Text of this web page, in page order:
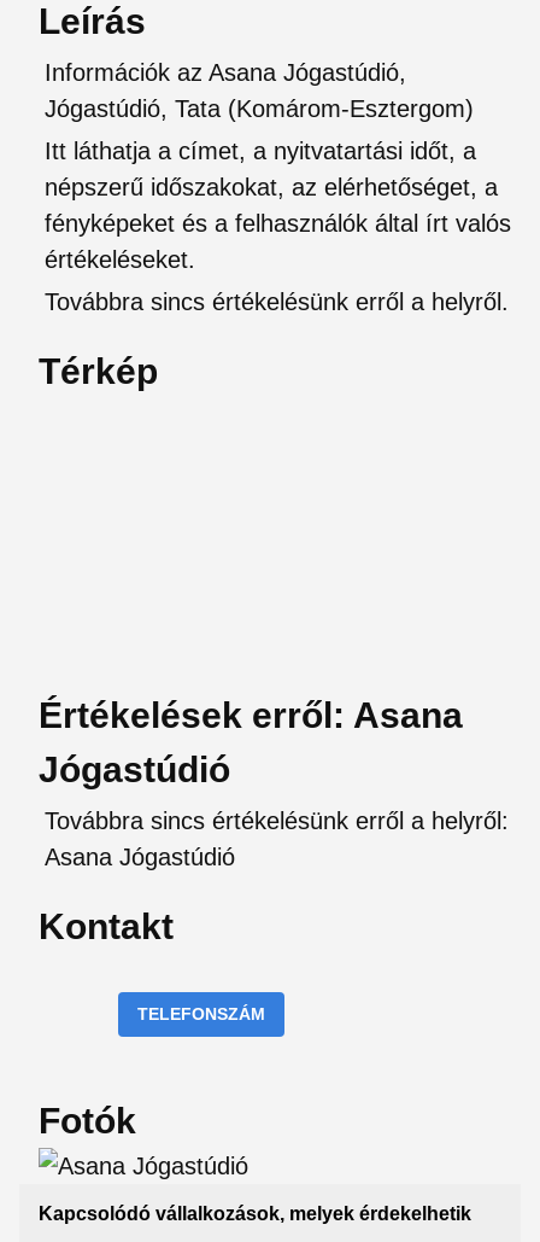
Leírás
Információk az Asana Jógastúdió,
Jógastúdió, Tata (Komárom-Esztergom)
Itt láthatja a címet, a nyitvatartási időt, a
népszerű időszakokat, az elérhetőséget, a
fényképeket és a felhasználók által írt valós
értékeléseket.
Továbbra sincs értékelésünk erről a helyről.
Térkép
Értékelések erről: Asana
Jógastúdió
Továbbra sincs értékelésünk erről a helyről:
Asana Jógastúdió
Kontakt
TELEFONSZÁM
Fotók
Kapcsolódó vállalkozások, melyek érdekelhetik